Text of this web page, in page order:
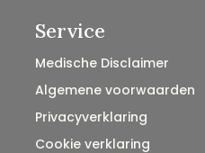
Service
Medische Disclaimer
Algemene voorwaarden
Privacyverklaring
Cookie verklaring